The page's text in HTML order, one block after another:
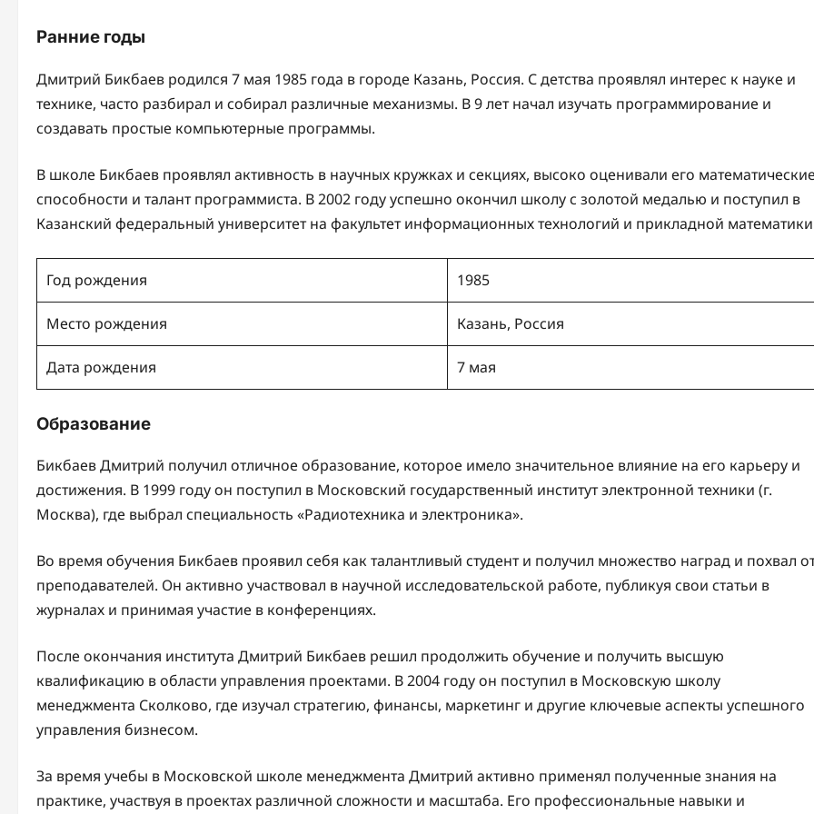
Ранние годы
Дмитрий Бикбаев родился 7 мая 1985 года в городе Казань, Россия. С детства проявлял интерес к науке и
технике, часто разбирал и собирал различные механизмы. В 9 лет начал изучать программирование и
создавать простые компьютерные программы.
В школе Бикбаев проявлял активность в научных кружках и секциях, высоко оценивали его
способности и талант программиста. В 2002 году успешно окончил школу с золотой медалью и поступил в
Казанский федеральный университет на факультет информационных технологий и прикладной
Год рождения 1985
Место рождения Казань, Россия
Дата рождения 7 мая
Образование
Бикбаев Дмитрий получил отличное образование, которое имело значительное влияние на его карьеру и
достижения. В 1999 году он поступил в Московский государственный институт электронной техники (г.
Москва), где выбрал специальность «Радиотехника и электроника».
Во время обучения Бикбаев проявил себя как талантливый студент и получил множество наград и похвал
преподавателей. Он активно участвовал в научной исследовательской работе, публикуя свои статьи в
журналах и принимая участие в конференциях.
После окончания института Дмитрий Бикбаев решил продолжить обучение и получить высшую
квалификацию в области управления проектами. В 2004 году он поступил в Московскую школу
менеджмента Сколково, где изучал стратегию, финансы, маркетинг и другие ключевые аспекты успешного
управления бизнесом.
За время учебы в Московской школе менеджмента Дмитрий активно применял полученные знания на
практике, участвуя в проектах различной сложности и масштаба. Его профессиональные навыки и